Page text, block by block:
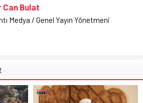
Can Bulat
Medya / Genel Yayın Yönetmeni